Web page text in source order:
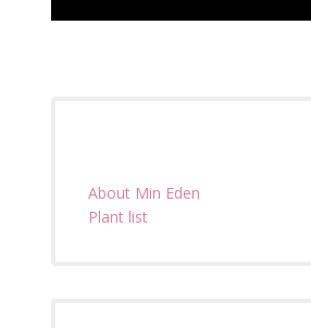
About Min Eden
Plant list